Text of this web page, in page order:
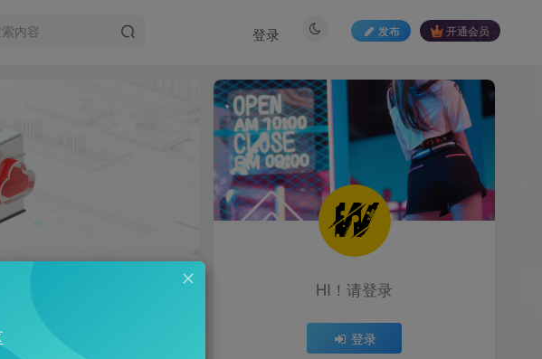
发布 开通会员
登录
HI！请登录
登录